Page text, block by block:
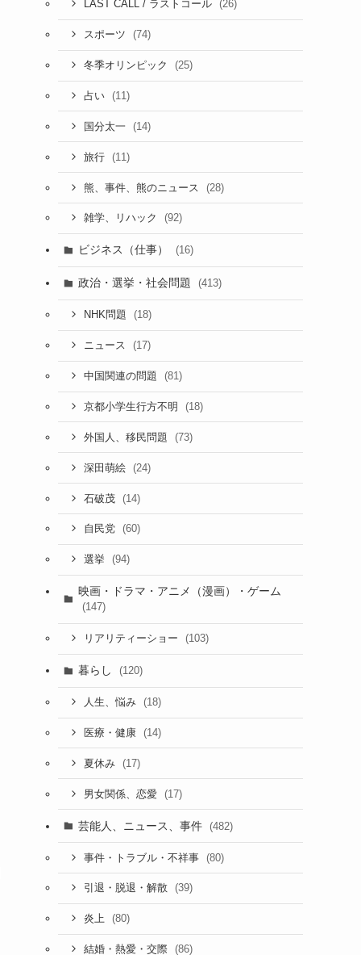
LAST CALL / ラストコール (26)
スポーツ (74)
冬季オリンピック (25)
占い (11)
国分太一 (14)
旅行 (11)
熊、事件、熊のニュース (28)
雑学、リハック (92)
ビジネス（仕事） (16)
政治・選挙・社会問題 (413)
NHK問題 (18)
ニュース (17)
中国関連の問題 (81)
京都小学生行方不明 (18)
外国人、移民問題 (73)
深田萌絵 (24)
石破茂 (14)
自民党 (60)
選挙 (94)
映画・ドラマ・アニメ（漫画）・ゲーム
(147)
リアリティーショー (103)
暮らし (120)
人生、悩み (18)
医療・健康 (14)
夏休み (17)
男女関係、恋愛 (17)
芸能人、ニュース、事件 (482)
事件・トラブル・不祥事 (80)
引退・脱退・解散 (39)
炎上 (80)
結婚・熱愛・交際 (86)